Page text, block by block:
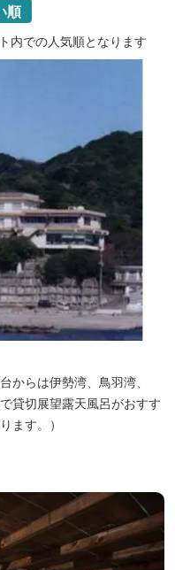
順
内での人気順となります
からは伊勢湾、鳥羽湾、
貸切展望露天風呂がおすす
ます。）